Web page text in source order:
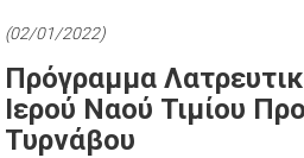
(02/01/2022)
Πρόγραμμα
Ιερού Ναού Τιμίου
Τυρνάβου